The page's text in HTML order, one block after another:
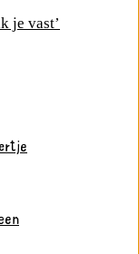
je vast’